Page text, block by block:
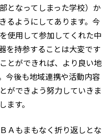
となってしまった学校）か
るようにしてあります。今
使用して参加してくれた中
を持参することは大変です
とができれば、より良い地
今後も地域連携や活動内容
ができよう努力していきま
す。
Ａもまもなく折り返しとな